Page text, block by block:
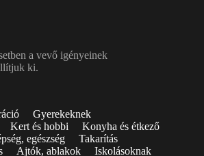
a vevő igényeinek
ki.
Gyerekeknek
Kert és hobbi
Konyha és étkező
egészség
Takarítás
Ajtók, ablakok Iskolásoknak